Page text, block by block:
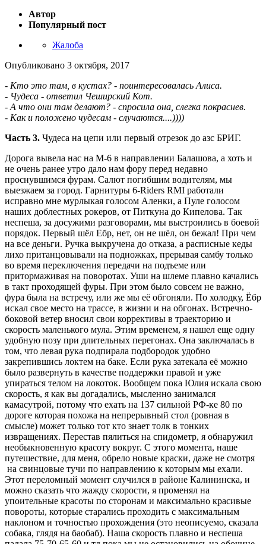
Автор
Популярный пост
Жалоба
Опубликовано 3 октября, 2017
- Кто это там, в кустах? - поинтересовалась Алиса.
- Чудеса - ответил Чеширский Кот.
- А что они там делают? - спросила она, слегка покраснев.
- Как и положено чудесам - случаются....))))
Часть 3. Чудеса на цепи или первый отрезок до азс БРИГ.
Дорога вывела нас на М-6 в направлении Балашова, а хоть и
не очень ранее утро дало нам фору перед недавно
проснувшимся фурам. Салют погибшим водителям, мы
выезжаем за город. Гарнитуры 6-Riders RMI работали
исправно мне мурлыкая голосом Аленки, а Пуле голосом
наших доблестных рокеров, от Питкуна до Кипелова. Так
неспеша, за досужими разговорами, мы выстроились в боевой
порядок. Первый шёл Ебр, нет, он не шёл, он бежал! При чем
на все деньги. Ручка выкручена до отказа, а расписные кеды
лихо пританцовывали на подножках, прерывая самбу только
во время переключения передачи на подъеме или
притормаживая на поворотах. Уши на шлеме плавно качались
в такт проходящей фуры. При этом было совсем не важно,
фура была на встречу, или же мы её обгоняли. По холодку, Ёбр
искал свое место на трассе, в жизни и на обгонах. Встречно-
боковой ветер вносил свои коррективы в траекторию и
скорость маленького мула. Этим временем, я нашел еще одну
удобную позу при длительных перегонах. Она заключалась в
том, что левая рука подпирала подбородок удобно
закрепившись локтем на баке. Если рука затекала её можно
было развернуть в качестве поддержки правой и уже
упираться телом на локоток. Вообщем пока Юлия искала свою
скорость, я как вы догадались, мысленно занимался
камасутрой, потому что ехать на 137 сильной РФ-ке 80 по
дороге которая похожа на непрерывный стол (ровная в
смысле) может только тот кто знает толк в тонких
извращениях. Перестав пялиться на спидометр, я обнаружил
необыкновенную красоту вокруг. С этого момента, наше
путешествие, для меня, обрело новые краски, даже не смотря
на свинцовые тучи по направлению к которым мы ехали.
Этот переломный момент случился в районе Калининска, и
можно сказать что жажду скорости, я променял на
упоительные красоты по сторонам и максимально красивые
повороты, которые старались проходить с максимальным
наклоном и точностью прохождения (это неописуемо, сказала
собака, глядя на баобаб). Наша скорость плавно и неспеша